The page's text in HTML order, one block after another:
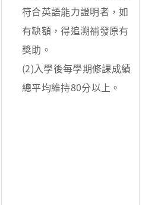
符合英語能力證明者，如
有缺額，得追溯補發原有
獎助。
(2)入學後每學期修課成績
總平均維持80分以上。